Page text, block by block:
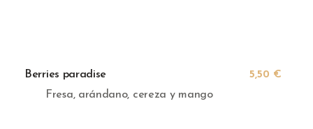
Berries paradise 5,50 €
Fresa, arándano, cereza y mango